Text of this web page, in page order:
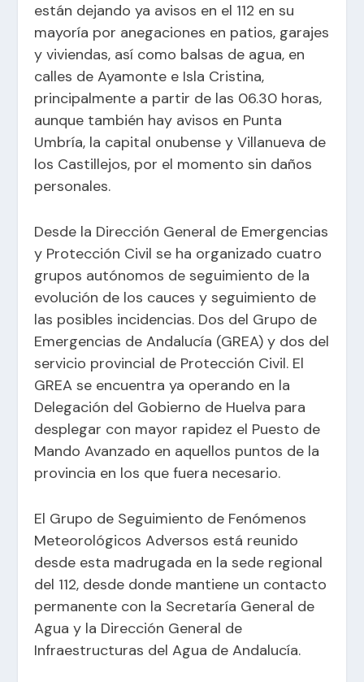
están dejando ya avisos en el 112 en su
mayoría por anegaciones en patios, garajes
y viviendas, así como balsas de agua, en
calles de Ayamonte e Isla Cristina,
principalmente a partir de las 06.30 horas,
aunque también hay avisos en Punta
Umbría, la capital onubense y Villanueva de
los Castillejos, por el momento sin daños
personales.
Desde la Dirección General de Emergencias
y Protección Civil se ha organizado cuatro
grupos autónomos de seguimiento de la
evolución de los cauces y seguimiento de
las posibles incidencias. Dos del Grupo de
Emergencias de Andalucía (GREA) y dos del
servicio provincial de Protección Civil. El
GREA se encuentra ya operando en la
Delegación del Gobierno de Huelva para
desplegar con mayor rapidez el Puesto de
Mando Avanzado en aquellos puntos de la
provincia en los que fuera necesario.
El Grupo de Seguimiento de Fenómenos
Meteorológicos Adversos está reunido
desde esta madrugada en la sede regional
del 112, desde donde mantiene un contacto
permanente con la Secretaría General de
Agua y la Dirección General de
Infraestructuras del Agua de Andalucía.